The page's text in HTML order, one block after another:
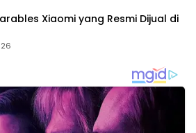
Xiaomi yang Resmi Dijual di